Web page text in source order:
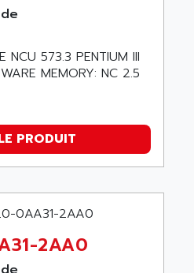
INC
NCU 573.3 PENTIUM III
MEMORY: NC 2.5
PRODUIT
2AA0